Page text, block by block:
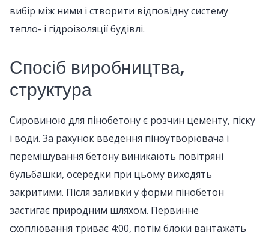
вибір між ними і створити відповідну систему
тепло- і гідроізоляції будівлі.
Спосіб виробництва,
структура
Сировиною для пінобетону є розчин цементу, піску
і води. За рахунок введення піноутворювача і
перемішування бетону виникають повітряні
бульбашки, осередки при цьому виходять
закритими. Після заливки у форми пінобетон
застигає природним шляхом. Первинне
схоплювання триває 4:00, потім блоки вантажать